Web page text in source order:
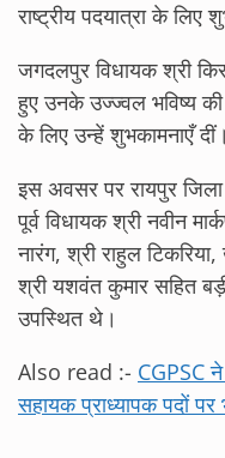
राष्ट्रीय पदयात्रा के लिए
जगदलपुर विधायक श्री
हुए उनके उज्ज्वल भविष्य
के लिए उन्हें शुभकामनाएँ दीं।
इस अवसर पर रायपुर
पूर्व विधायक श्री नवीन
नारंग, श्री राहुल
श्री यशवंत कुमार सहित
उपस्थित थे।
Also read :- CGPSC
सहायक प्राध्यापक पदों पर